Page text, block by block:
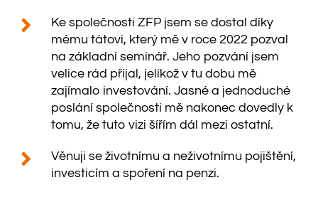
Ke společnosti ZFP jsem se dostal díky
mému tátovi, který mě v roce 2022 pozval
na základní seminář. Jeho pozvání jsem
velice rád přijal, jelikož v tu dobu mě
zajímalo investování. Jasné a jednoduché
poslání společnosti mě nakonec dovedly k
tomu, že tuto vizi šířím dál mezi ostatní.
Věnuji se životnímu a neživotnímu pojištění,
investicím a spoření na penzi.